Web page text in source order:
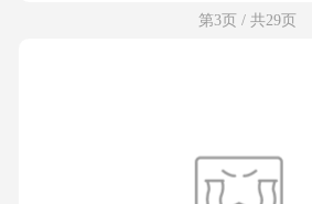
第3页 / 共29页